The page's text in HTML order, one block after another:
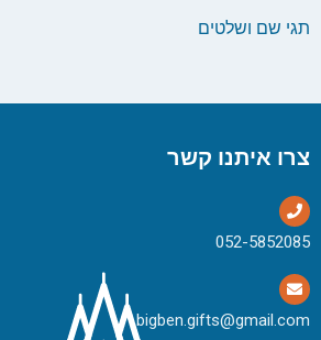
תגי שם ושלטים
צרו איתנו קשר
bigben.gifts@gmail.com